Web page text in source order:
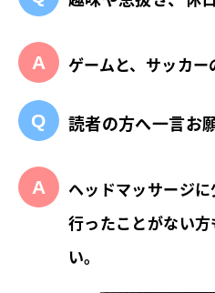
ゲームと、サッカー
読者の方へ一言お
ヘッドマッサージに
行ったことがない
い。